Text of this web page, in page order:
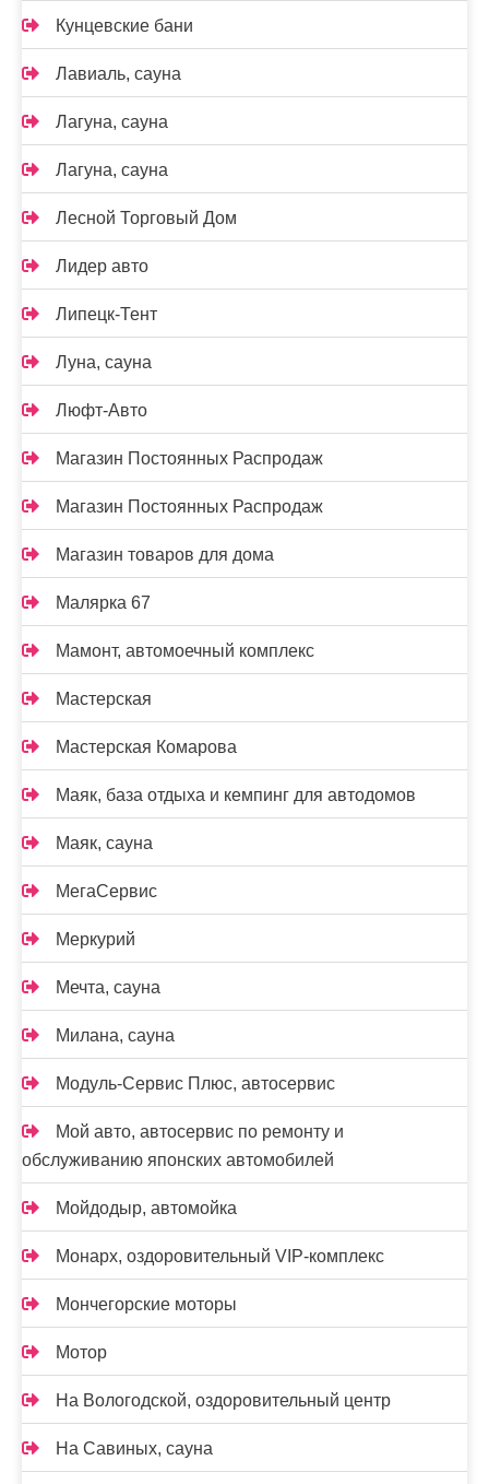
Кунцевские бани
Лавиаль, сауна
Лагуна, сауна
Лагуна, сауна
Лесной Торговый Дом
Лидер авто
Липецк-Тент
Луна, сауна
Люфт-Авто
Магазин Постоянных Распродаж
Магазин Постоянных Распродаж
Магазин товаров для дома
Малярка 67
Мамонт, автомоечный комплекс
Мастерская
Мастерская Комарова
Маяк, база отдыха и кемпинг для автодомов
Маяк, сауна
МегаСервис
Меркурий
Мечта, сауна
Милана, сауна
Модуль-Сервис Плюс, автосервис
Мой авто, автосервис по ремонту и
обслуживанию японских автомобилей
Мойдодыр, автомойка
Монарх, оздоровительный VIP-комплекс
Мончегорские моторы
Мотор
На Вологодской, оздоровительный центр
На Савиных, сауна